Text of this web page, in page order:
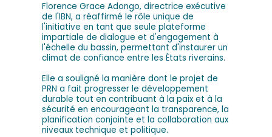
Florence Grace Adongo, directrice exécutive
de l'IBN, a réaffirmé le rôle unique de
l'initiative en tant que seule plateforme
impartiale de dialogue et d'engagement à
l'échelle du bassin, permettant d'instaurer un
climat de confiance entre les États riverains.
Elle a souligné la manière dont le projet de
PRN a fait progresser le développement
durable tout en contribuant à la paix et à la
sécurité en encourageant la transparence, la
planification conjointe et la collaboration aux
niveaux technique et politique.